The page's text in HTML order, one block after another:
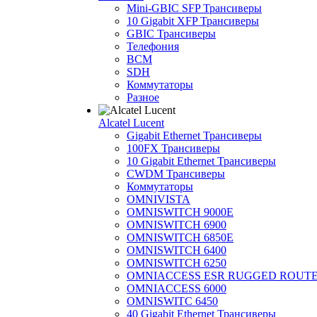
Mini-GBIC SFP Трансиверы
10 Gigabit XFP Трансиверы
GBIC Трансиверы
Телефония
BCM
SDH
Коммутаторы
Разное
Alcatel Lucent
Gigabit Ethernet Трансиверы
100FX Трансиверы
10 Gigabit Ethernet Трансиверы
CWDM Трансиверы
Коммутаторы
OMNIVISTA
OMNISWITCH 9000E
OMNISWITCH 6900
OMNISWITCH 6850E
OMNISWITCH 6400
OMNISWITCH 6250
OMNIACCESS ESR RUGGED
OMNIACCESS 6000
OMNISWITC 6450
40 Gigabit Ethernet Трансиверы